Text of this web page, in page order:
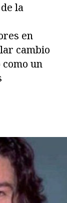
la
en
cambio
como un